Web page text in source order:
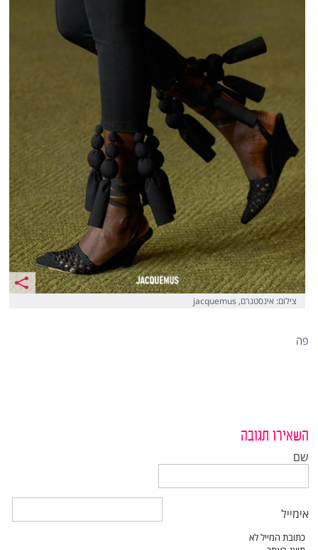
צילום: אינסטגרם, jacquemus
פה
השאירו תגובה
שם
אימייל